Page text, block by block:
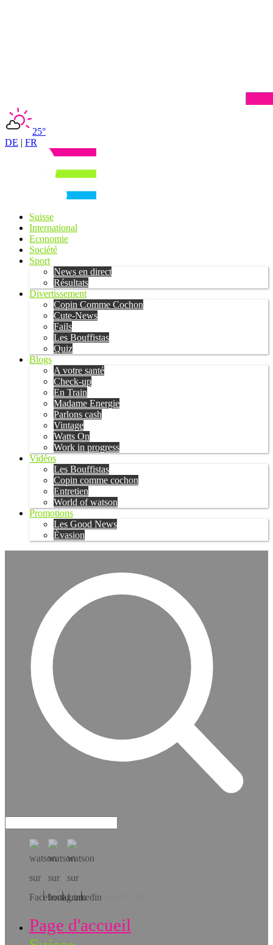
25°
DE | FR
Suisse
International
Economie
Société
Sport
News en direct
Résultats
Divertissement
Copin Comme Cochon
Cute-News
Fails
Les Bouffistas
Quiz
Blogs
A votre santé
Check-up
En Train
Madame Energie
Parlons cash
Vintage
Watts On
Work in progress
Vidéos
Les Bouffistas
Copin comme cochon
Entretien
World of watson
Promotions
Les Good News
Évasion
Téléchargez l’app!
Page d'accueil